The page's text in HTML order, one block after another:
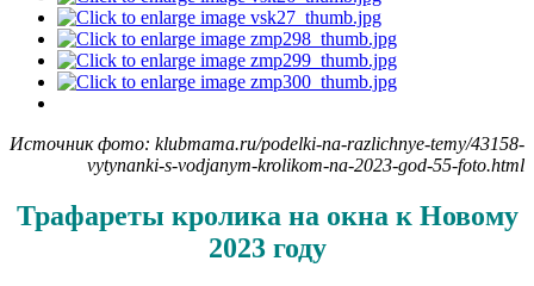
Источник фото: klubmama.ru/podelki-na-razlichnye-temy/43158-
vytynanki-s-vodjanym-krolikom-na-2023-god-55-foto.html
Трафареты кролика на окна к Новому
2023 году